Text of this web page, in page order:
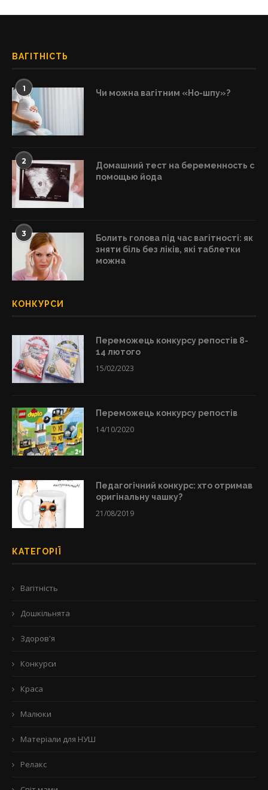
ВАГІТНІСТЬ
1 Чи можна вагітним «Но-шпу»?
2
Домашний тест на беременность с
помощью йода
3
Болить голова під час вагітності: як
зняти біль без ліків, які таблетки
можна
КОНКУРСИ
Переможець конкурсу репостів 8-
14 лютого
15/02/2023
Переможець конкурсу репостів
14/10/2020
Педагогічний конкурс: хто отримав
оригінальну чашку?
21/08/2019
КАТЕГОРІЇ
Вагітність
Дошкільнята
Здоров'я
Конкурси
Краса
Малюки
Матеріали для НУШ
Релакс